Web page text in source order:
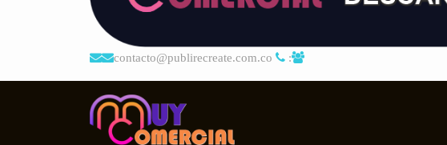
contacto@publirecreate.com.co :